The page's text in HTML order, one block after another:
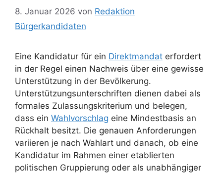
8. Januar 2026 von Redaktion
Bürgerkandidaten
Eine Kandidatur für ein Direktmandat erfordert
in der Regel einen Nachweis über eine gewisse
Unterstützung in der Bevölkerung.
Unterstützungsunterschriften dienen dabei als
formales Zulassungskriterium und belegen,
dass ein Wahlvorschlag eine Mindestbasis an
Rückhalt besitzt. Die genauen Anforderungen
variieren je nach Wahlart und danach, ob eine
Kandidatur im Rahmen einer etablierten
politischen Gruppierung oder als unabhängiger